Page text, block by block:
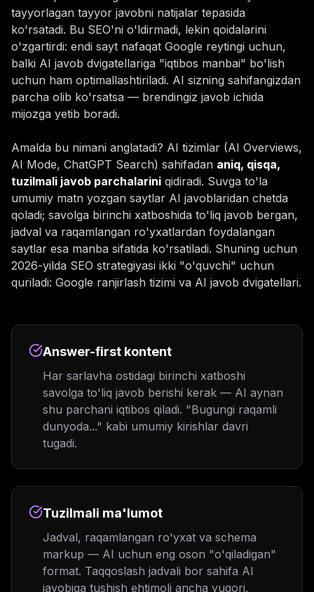
tayyorlagan tayyor javobni natijalar tepasida
ko'rsatadi. Bu SEO'ni o'ldirmadi, lekin qoidalarini
o'zgartirdi: endi sayt nafaqat Google reytingi uchun,
balki AI javob dvigatellariga "iqtibos manbai" bo'lish
uchun ham optimallashtiriladi. AI sizning sahifangizdan
parcha olib ko'rsatsa — brendingiz javob ichida
mijozga yetib boradi.
Amalda bu nimani anglatadi? AI tizimlar (AI Overviews,
AI Mode, ChatGPT Search) sahifadan aniq, qisqa,
tuzilmali javob parchalarini qidiradi. Suvga to'la
umumiy matn yozgan saytlar AI javoblaridan chetda
qoladi; savolga birinchi xatboshida to'liq javob bergan,
jadval va raqamlangan ro'yxatlardan foydalangan
saytlar esa manba sifatida ko'rsatiladi. Shuning uchun
2026-yilda SEO strategiyasi ikki "o'quvchi" uchun
quriladi: Google ranjirlash tizimi va AI javob dvigatellari.
Answer-first kontent
Har sarlavha ostidagi birinchi xatboshi
savolga to'liq javob berishi kerak — AI aynan
shu parchani iqtibos qiladi. "Bugungi raqamli
dunyoda..." kabi umumiy kirishlar davri
tugadi.
Tuzilmali ma'lumot
Jadval, raqamlangan ro'yxat va schema
markup — AI uchun eng oson "o'qiladigan"
format. Taqqoslash jadvali bor sahifa AI
javobiga tushish ehtimoli ancha yuqori.